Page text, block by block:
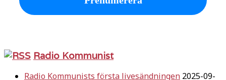
Radio Kommunist
Radio Kommunists första livesändningen 2025-09-